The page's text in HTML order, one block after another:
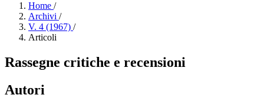
Home /
Archivi /
V. 4 (1967) /
Articoli
Rassegne critiche e recensioni
Autori